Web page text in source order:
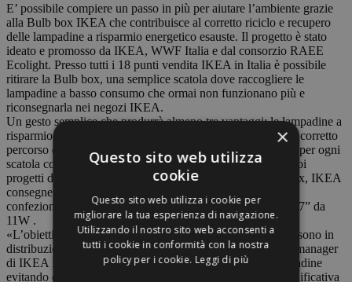
E’ possibile compiere un passo in più per aiutare l’ambiente grazie
alla Bulb box IKEA che contribuisce al corretto riciclo e recupero
delle lampadine a risparmio energetico esauste. Il progetto è stato
ideato e promosso da IKEA, WWF Italia e dal consorzio RAEE
Ecolight. Presso tutti i 18 punti vendita IKEA in Italia è possibile
ritirare la Bulb box, una semplice scatola dove raccogliere le
lampadine a basso consumo che ormai non funzionano più e
riconsegnarla nei negozi IKEA.
Un gesto semplice che produrrà almeno tre vantaggi: le lampadine a
risparmio energetico così raccolte saranno avviate verso un corretto
percorso di smaltimento e recupero dal consorzio Ecolight; per ogni
scatola consegnata, IKEA donerà al WWF un euro per i suoi
progetti di conservazione e, infine, in cambio della Bulb box, IKEA
consegnerà ai suoi clienti IKEA Family un buono per una
confezione di tre lampadine a basso consumo “Sparsam E27” da
11W .
«L’obiettivo è raccogliere almeno la metà delle scatole che sono in
distribuzione», precisa Riccardo Giordano, environmental manager
di IKEA Italia. «Che significa, riciclare oltre 100mila lampadine
evitando così la dispersione nell’ambiente di una quota significativa
×
Questo sito web utilizza
cookie
Questo sito web utilizza i cookie per
migliorare la tua esperienza di navigazione.
Utilizzando il nostro sito web acconsenti a
tutti i cookie in conformità con la nostra
policy per i cookie. Leggi di più